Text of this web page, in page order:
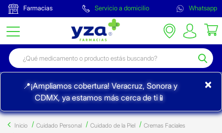
Farmacias Servicio a domicilio Whatsapp
📍¡Ampliamos cobertura! Veracruz, Sonora y
CDMX, ya estamos más cerca de ti📱
×
Inicio Cuidado Personal Cuidado de la Piel
Cremas Faciales